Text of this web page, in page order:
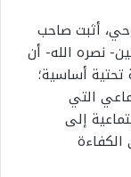
أثبت صاحب
نصره الله- أن
أساسية؛
التي
إلى
الكفاءة